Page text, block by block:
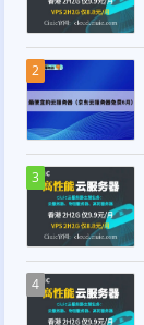
2
3
4